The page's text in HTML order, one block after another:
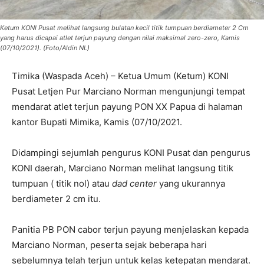
Ketum KONI Pusat melihat langsung bulatan kecil titik tumpuan berdiameter 2 Cm
yang harus dicapai atlet terjun payung dengan nilai maksimal zero-zero, Kamis
(07/10/2021). (Foto/Aldin NL)
Timika (Waspada Aceh) – Ketua Umum (Ketum) KONI
Pusat Letjen Pur Marciano Norman mengunjungi tempat
mendarat atlet terjun payung PON XX Papua di halaman
kantor Bupati Mimika, Kamis (07/10/2021.
Didampingi sejumlah pengurus KONI Pusat dan pengurus
KONI daerah, Marciano Norman melihat langsung titik
tumpuan ( titik nol) atau dad center yang ukurannya
berdiameter 2 cm itu.
Panitia PB PON cabor terjun payung menjelaskan kepada
Marciano Norman, peserta sejak beberapa hari
sebelumnya telah terjun untuk kelas ketepatan mendarat.